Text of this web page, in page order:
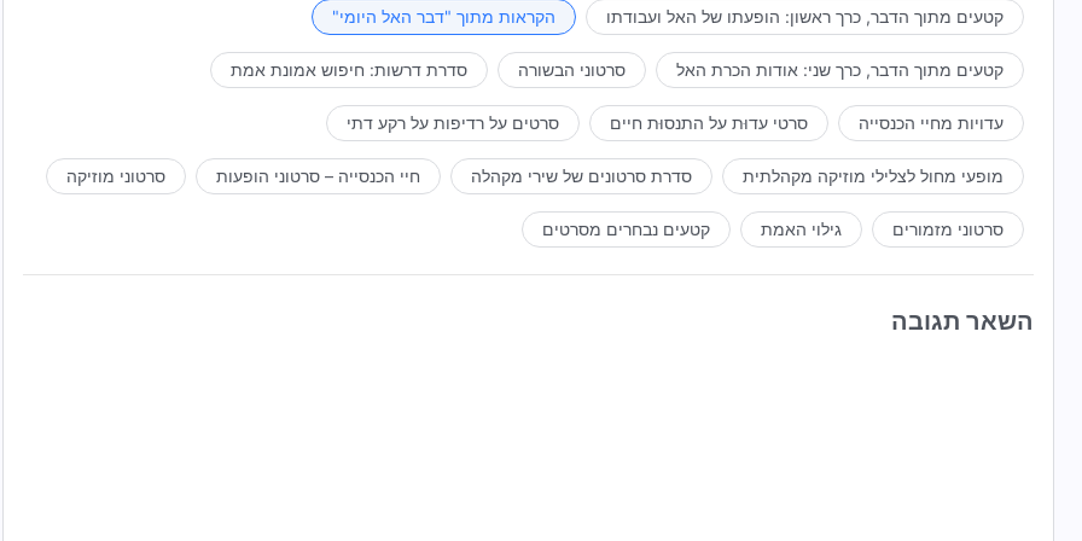
קטעים מתוך הדבר, כרך ראשון: הופעתו של האל ועבודתו הקראות מתוך "דבר האל היומי"
קטעים מתוך הדבר, כרך שני: אודות הכרת האל סרטוני הבשורה סדרת דרשות: חיפוש אמונת אמת
עדויות מחיי הכנסייה סרטי עדוּת על התנסוּת חיים סרטים על רדיפות על רקע דתי
מופעי מחול לצלילי מוזיקה מקהלתית סדרת סרטונים של שירי מקהלה חיי הכנסייה – סרטוני הופעות סרטוני מוזיקה
סרטוני מזמורים גילוי האמת קטעים נבחרים מסרטים
השאר תגובה